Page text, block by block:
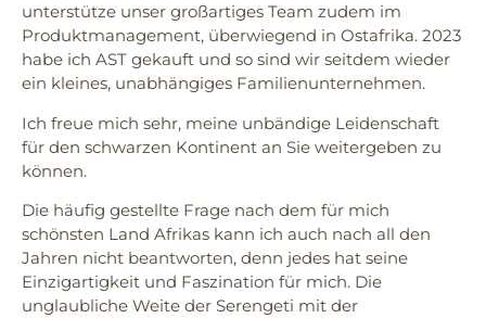
unterstütze unser großartiges Team zudem im
Produktmanagement, überwiegend in Ostafrika. 2023
habe ich AST gekauft und so sind wir seitdem wieder
ein kleines, unabhängiges Familienunternehmen.
Ich freue mich sehr, meine unbändige Leidenschaft
für den schwarzen Kontinent an Sie weitergeben zu
können.
Die häufig gestellte Frage nach dem für mich
schönsten Land Afrikas kann ich auch nach all den
Jahren nicht beantworten, denn jedes hat seine
Einzigartigkeit und Faszination für mich. Die
unglaubliche Weite der Serengeti mit der